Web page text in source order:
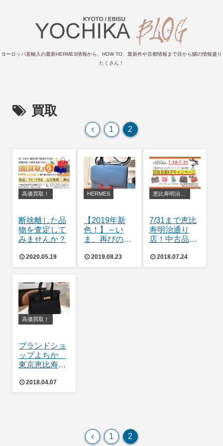
ヨーロッパ直輸入の最新HERMES情報から、HOW TO、最新作や京都情報まで目から鱗の情報盛り
たくさん！
買取
前
へ
1 2
高価買取！
断捨離した品
物を査定して
みませんか？
2020.05.19
HERMES
【2019年新
色！】～い
ま、再びのコ
2019.08.23
恵比寿明治通り店
7/31まで恵比
寿明治通り
店！中古品の
中！！
2018.07.24
高価買取！
ブランドショ
ップよちか
東京恵比寿明
り お買取り
のご案内
2018.04.07
前
へ
1 2